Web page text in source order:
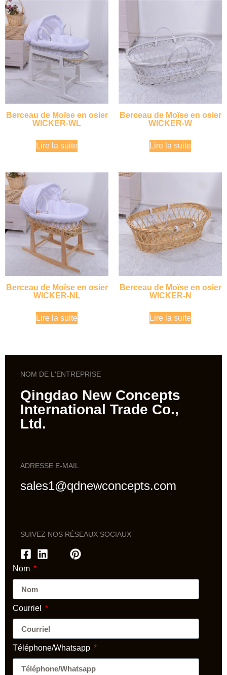
Berceau de Moïse en osier
WICKER-WL
Lire la suite
Berceau de Moïse en osier
WICKER-W
Lire la suite
Berceau de Moïse en osier
WICKER-NL
Lire la suite
Berceau de Moïse en osier
WICKER-N
Lire la suite
NOM DE L'ENTREPRISE
Qingdao New Concepts
International Trade Co.,
Ltd.
ADRESSE E-MAIL
sales1@qdnewconcepts.com
SUIVEZ NOS RÉSEAUX SOCIAUX
Nom
Courriel
Téléphone/Whatsapp